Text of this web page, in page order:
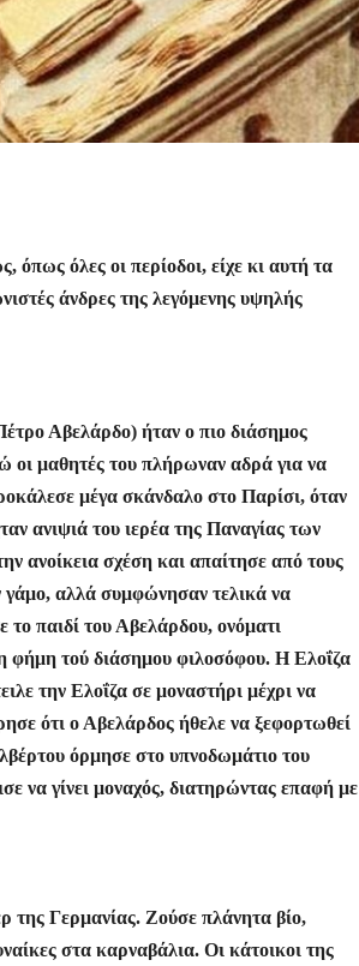
όλες οι περίοδοι, είχε κι αυτή τα
άνδρες της λεγόμενης υψηλής
Αβελάρδο) ήταν ο πιο διάσημος
οι μαθητές του πλήρωναν αδρά για να
μέγα σκάνδαλο στο Παρίσι, όταν
ανιψιά του ιερέα της Παναγίας των
ανοίκεια σχέση και απαίτησε από τους
γάμο, αλλά συμφώνησαν τελικά να
παιδί του Αβελάρδου, ονόματι
φήμη τού διάσημου φιλοσόφου. Η Ελοΐζα
την Ελοΐζα σε μοναστήρι μέχρι να
ότι ο Αβελάρδος ήθελε να ξεφορτωθεί
όρμησε στο υπνοδωμάτιο του
να γίνει μοναχός, διατηρώντας επαφή με
της Γερμανίας. Ζούσε πλάνητα βίο,
στα καρναβάλια. Οι κάτοικοι της